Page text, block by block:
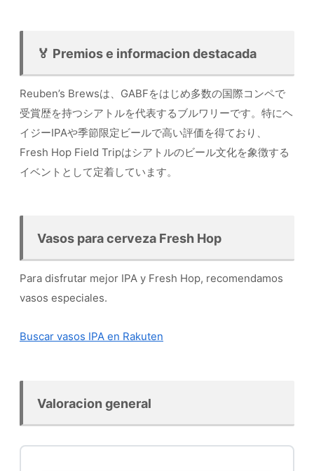
🏅 Premios e informacion destacada
Reuben’s Brewsは、GABFをはじめ多数の国際コンペで
受賞歴を持つシアトルを代表するブルワリーです。特にヘ
イジーIPAや季節限定ビールで高い評価を得ており、
Fresh Hop Field Tripはシアトルのビール文化を象徴する
イベントとして定着しています。
Vasos para cerveza Fresh Hop
Para disfrutar mejor IPA y Fresh Hop, recomendamos
vasos especiales.
Buscar vasos IPA en Rakuten
Valoracion general